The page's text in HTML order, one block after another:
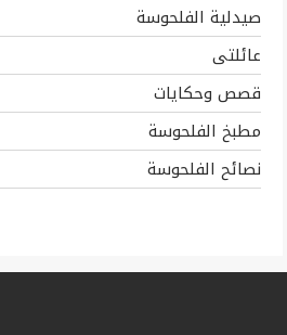
صيدلية الفلحوسة
عائلتى
قصص وحكايات
مطبخ الفلحوسة
نصائح الفلحوسة